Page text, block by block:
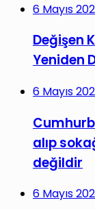
6 Mayıs
Değişen
Yeniden
6 Mayıs
alıp
değildir
6 Mayıs